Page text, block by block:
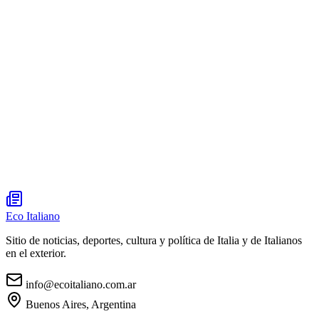
Eco Italiano
Sitio de noticias, deportes, cultura y política de Italia y de Italianos
en el exterior.
info@ecoitaliano.com.ar
Buenos Aires, Argentina